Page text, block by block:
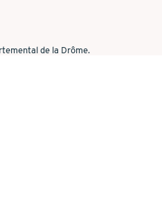
de la Drôme.